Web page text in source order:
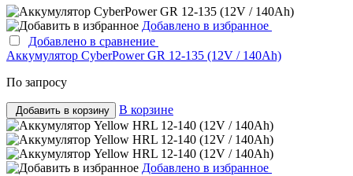
Добавлено в избранное
Добавлено в сравнение
Аккумулятор CyberPower GR 12-135 (12V / 140Ah)
По запросу
Добавить в корзину В корзине
Добавлено в избранное